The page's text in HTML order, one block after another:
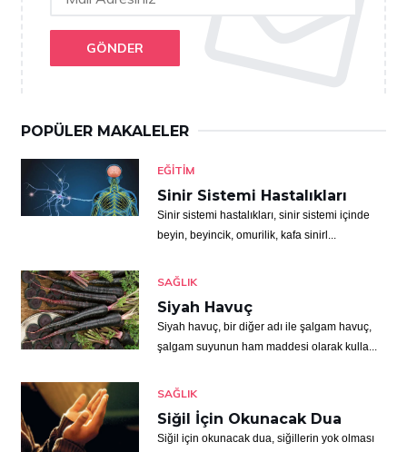
GÖNDER
POPÜLER MAKALELER
EĞITIM
Sinir Sistemi Hastalıkları
Sinir sistemi hastalıkları, sinir sistemi içinde
beyin, beyincik, omurilik, kafa sinirl...
SAĞLIK
Siyah Havuç
Siyah havuç, bir diğer adı ile şalgam havuç,
şalgam suyunun ham maddesi olarak kulla...
SAĞLIK
Siğil İçin Okunacak Dua
Siğil için okunacak dua, siğillerin yok olması